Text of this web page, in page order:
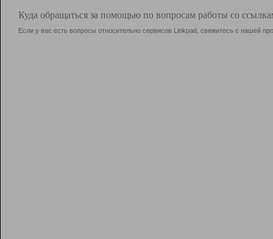
Куда обращаться за помощью по вопросам работы со
Если у вас есть вопросы относительно сервисов Linkpad, свяжитесь с нашей